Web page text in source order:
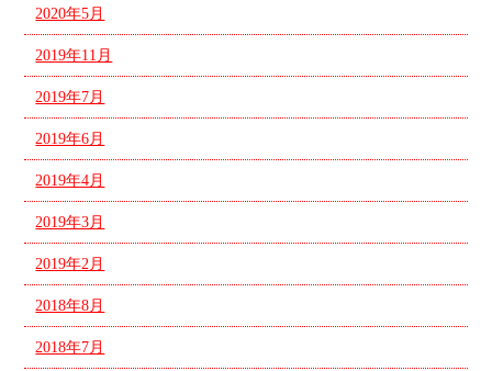
2020年5月
2019年11月
2019年7月
2019年6月
2019年4月
2019年3月
2019年2月
2018年8月
2018年7月